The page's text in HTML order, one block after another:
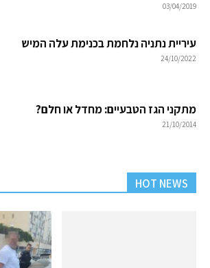
03/04/2019
עיריית נתניה נלחמת בכנימת עלה המיש
24/10/2022
מתקני הגז הטבעיים: מחדל או חלם?
21/10/2014
HOT NEWS